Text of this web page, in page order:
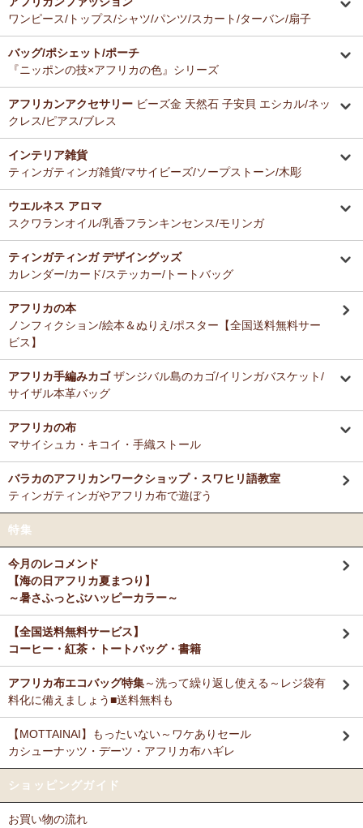
ーナー新入荷！
12/16：ガウチョパンツ～キテンゲ◇ハイクオリティ◇で仕立てた
新作登場！～楽ちんクロップド丈～
12/16：キテンゲ 本革ショルダーミニバッグ 3WAY 斜掛けOK～
キテンゲ◇ハイクオリティ◇で仕立てた新作登場！『ニッポンの
技×アフリカの色』
12/4：ティンガティンガ・アート～Mサイズの作品 新入荷！作家
名ごとに2つのカテゴリーでご紹介します
→ 作家名 A―L
→ 作家名 M―Z
12/4：ティンガティンガ・アート～チャリンダの作品コーナー
入荷！
私たちバラカは、チャリンダが遺してくださった作品を、これか
らも大切に紹介してまいります。
ナー新入荷！
12/3：巻くポーチ 〈2サイズ展開〉～ガラスとんぼ玉付き 新入
荷！
12/3：ティンガティンガ・アート～Sサイズの作品 新入荷！作家
名ごとに2つのカテゴリーでご紹介します
→ 作家名 A―L
→ 作家名 M―Z
11/25：ティンガティンガ・アート～Lサイズの作品 新入荷！作家
→ 作家名 A―L
→ 作家名 M―Z
11/25：ティンガティンガ・アート～Sサイズの作品 新入荷！作家
11/21：【新登場】サロペットパンツ～ゆったり2way～
大人上品シルエット
11/20：キテンゲ本革 ころりんトートバッグ～キテンゲ◇ハイク
オリティ◇で仕立てた新作登場！『ニッポンの技×アフリカの色』
ケあり 賞味期限間近セール！
11/18：ティンガティンガ・アート【会員様シークレットセール】
11/17：ティンガティンガ・アート～ロングサイズ（縦長・横長）
の作品新入荷！
11/17：ティンガティンガ・アート～マサイの作品新入荷！
とても美味しくて毎日使っています。どのお料理なんにでも合いま
す。
Ａ さまより ティンガティンガ・アートへのご感想
ドゥケさんの画は数年前から気になっていて、今回思いきって購入す
ることにしました。とても楽しみにしております。
バラカの紅茶は香りがよくて大好きです。これからも愛飲させていた
だきます。
Ｓ さまより キテンゲ平ポーチへのご感想
以前プレゼントでいただいた平ポーチ、母子手帳がちょうど入り、毎
日使っています。
今回同じ「中サイズ」を買いましたが、造りがわずかに異なるよう
で、1センチくらい心持ち小くて母子手帳がぎりぎり入りませんでし
でもこちらもカワイイので化粧入れなどに使います。
ミルクティーに合わせる毎朝の紅茶として、味とコストのバランスが
非常に良く、長く家族で愛飲しています。
M さまより キテンゲde洗える立体布マスク～やさしいゴ
ム リバーシブルOKへのご感想
お揃いの柄のフレアスリーブワンピースとペアで使ってます！大のお
気に入り♪
Ｙ さまより キテンゲティアードパンツへのご感想
M さまより キテンゲ ランチクロスへのご感想
たいへん吸水性良いです。大判でハンカチとして便利に使えます。
T さまより キテンゲ フレアスリーブ ロングワンピースへ
のご感想
デザイン、着心地、完璧です！ずっと作って欲しいです。よろしくお
願いします！
Ｎさまより キテンゲ リバーシブルB4トートバッグへのご
感想
以上に頑丈で持ちやすい。
ワンピース/トップス/シャツ/パンツ/スカート/ターバン/扇子
バッグ/ポシェット/ポーチ
『ニッポンの技×アフリカの色』シリーズ
アフリカンアクセサリー ビーズ金 天然石 子安貝 エシカル/ネッ
クレス/ピアス/ブレス
インテリア雑貨
ティンガティンガ雑貨/マサイビーズ/ソープストーン/木彫
ウエルネス アロマ
スクワランオイル/乳香フランキンセンス/モリンガ
ティンガティンガ デザイングッズ
カレンダー/カード/ステッカー/トートバッグ
アフリカの本
ノンフィクション/絵本＆ぬりえ/ポスター【全国送料無料サー
ビス】
アフリカ手編みカゴザンジバル島のカゴ/イリンガバスケット/
サイザル本革バッグ
アフリカの布
マサイシュカ・キコイ・手織ストール
バラカのアフリカンワークショップ・スワヒリ語教室
ティンガティンガやアフリカ布で遊ぼう
特集
今月のレコメンド
【海の日アフリカ夏まつり】
～暑さふっとぶハッピーカラー～
【全国送料無料サービス】
コーヒー・紅茶・トートバッグ・書籍
アフリカ布エコバッグ特集～洗って繰り返し使える～レジ袋有
料化に備えましょう■送料無料も
【MOTTAINAI】もったいない～ワケありセール
カシューナッツ・デーツ・アフリカ布ハギレ
ショッピングガイド
お買い物の流れ